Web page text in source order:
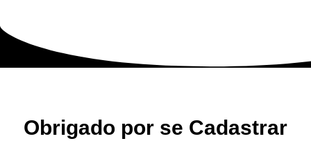
Obrigado por se Cadastrar